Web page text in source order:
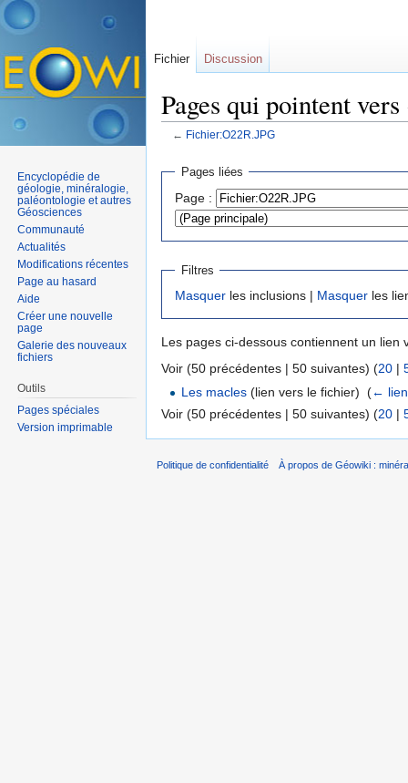
Pages qui pointent
← Fichier:O22R.JPG
Pages liées
Page :
Filtres
Masquer les inclusions | Masquer les
Les pages ci-dessous contiennent un lien
Voir (50 précédentes | 50 suivantes) (20 |
Les macles (lien vers le fichier) ‎(←
Voir (50 précédentes | 50 suivantes) (20 |
Fichier Discussion
Encyclopédie de
géologie, minéralogie,
paléontologie et autres
Géosciences
Communauté
Actualités
Modifications récentes
Page au hasard
Aide
Créer une nouvelle
page
Galerie des nouveaux
fichiers
Outils
Pages spéciales
Version imprimable
Politique de confidentialité À propos de Géowiki :